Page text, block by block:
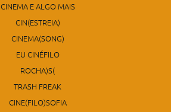
CINEMA E ALGO MAIS
CIN(ESTREIA)
CINEMA(SONG)
EU CINÉFILO
ROCHA)S(
TRASH FREAK
CINE(FILO)SOFIA